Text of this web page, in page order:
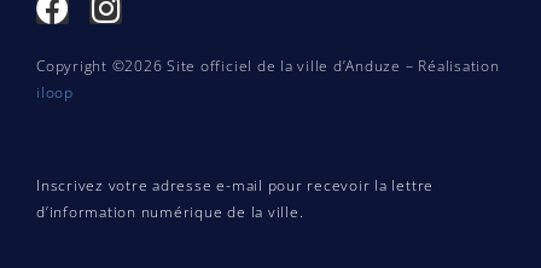
Copyright ©2026 Site officiel de la ville d’Anduze – Réalisation
iloop
Inscrivez votre adresse e-mail pour recevoir la lettre
d’information numérique de la ville.